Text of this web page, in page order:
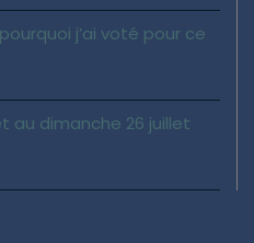
j’ai voté pour ce
au dimanche 26 juillet